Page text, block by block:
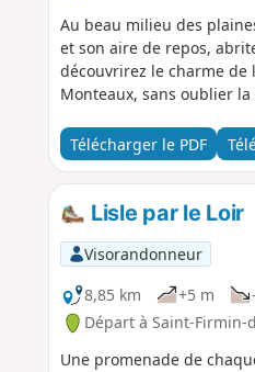
Au beau milieu des
et son aire de repos,
découvrirez le charme
Monteaux, sans oublier
Télécharger le PDF
Lisle par le Loir
Visorandonneur
8,85 km
+5 m
Départ à Saint-Firmin-
Une promenade de